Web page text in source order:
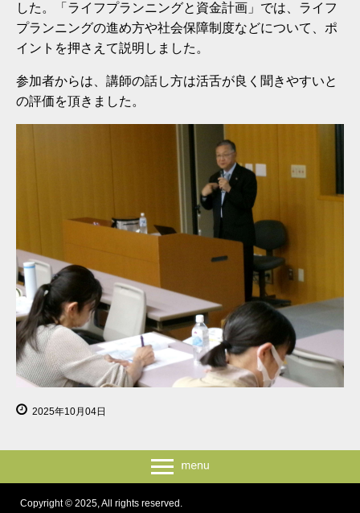
した。「ライフプランニングと資金計画」では、ライフ
プランニングの進め方や社会保障制度などについて、ポ
イントを押さえて説明しました。
参加者からは、講師の話し方は活舌が良く聞きやすいと
の評価を頂きました。
2025年10月04日
Copyright © 2025, All rights reserved.